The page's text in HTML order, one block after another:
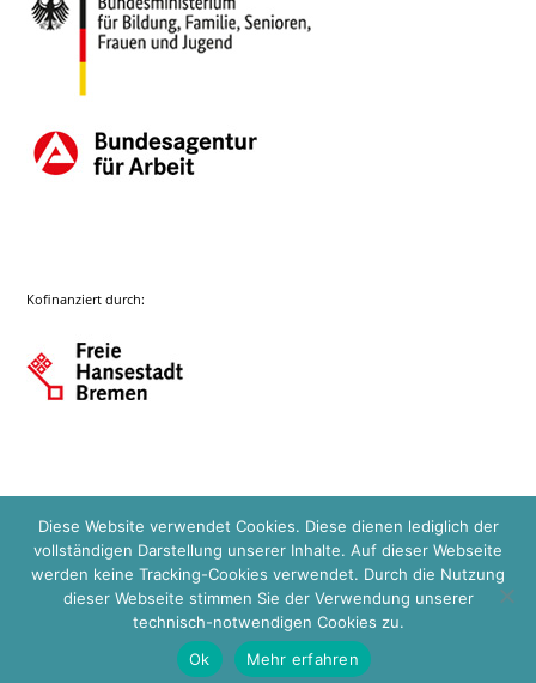
Kofinanziert durch:
Diese Website verwendet Cookies. Diese dienen lediglich der
vollständigen Darstellung unserer Inhalte. Auf dieser Webseite
werden keine Tracking-Cookies verwendet. Durch die Nutzung
dieser Webseite stimmen Sie der Verwendung unserer
technisch-notwendigen Cookies zu.
Ok
Mehr erfahren